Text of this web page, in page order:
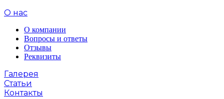
О нас
О компании
Вопросы и ответы
Отзывы
Реквизиты
Галерея
Статьи
Контакты